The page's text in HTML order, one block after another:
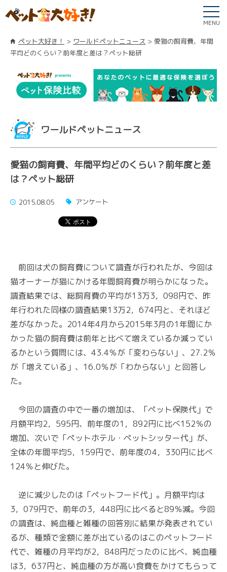
MENU
ペット大好き！ ワールドペットニュース
愛猫の飼育費、年間
平均どのくらい？前年度と差は？ペット総研
ワールドペットニュース
愛猫の飼育費、年間平均どのくらい？前年度と差
は？ペット総研
2015.08.05 アンケート
前回は犬の飼育費について調査が行われたが、今回は
猫オーナーが猫にかける年間飼育費が明らかになった。
調査結果では、総飼育費の平均が13万3，098円で、昨
年行われた同様の調査結果13万2，674円と、それほど
差がなかった。2014年4月から2015年3月の1年間にか
かった猫の飼育費は前年と比べて増えているか減ってい
るかという質問には、43.4％が「変わらない」、27.2％
が「増えている」、16.0％が「わからない」と回答し
た。
今回の調査の中で一番の増加は、「ペット保険代」で
月額平均2，595円、前年度の1，892円に比べ152％の
増加、次いで「ペットホテル・ペットシッター代」が、
全体の年間平均5，159円で、前年度の4，330円に比べ
124％と伸びた。
逆に減少したのは「ペットフード代」。月額平均は
3，079円で、前年の3，448円に比べると89％減。今回
の調査は、純血種と雑種の回答別に結果が発表されてい
るが、種類で金額に差が出ているのはこのペットフード
代で、雑種の月平均が2，848円だったのに比べ、純血種
は3，637円と、純血種の方が高い食費をかけてもらって